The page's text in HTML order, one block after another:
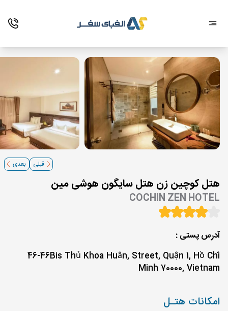
قبلی بعدی
هتل کوچین زن هتل سایگون هوشی مین
COCHIN ZEN HOTEL
آدرس پستی :
46-46Bis Thủ Khoa Huân, Street, Quận 1, Hồ Chí
Minh 70000, Vietnam
امکانات هتـل